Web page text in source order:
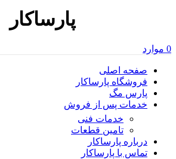
پارساکار
0 موارد
صفحه اصلی
فروشگاه پارساکار
پارس مگ
خدمات پس از فروش
خدمات فنی
تامین قطعات
درباره پارساکار
تماس با پارساکار